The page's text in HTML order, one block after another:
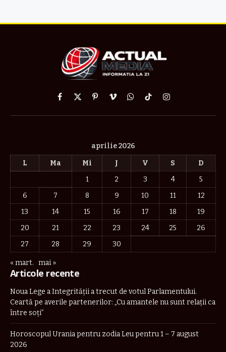
Facebook
X
PinterestVimeoWhatsApp
TikTokInstagram
aprilie 2026
L
Ma Mi J V S
D
1
2 3 4
5
6
7 8 9 10 11
12
13
14 15 16 17 18
19
20
21 22 23 24 25
26
27
28 29 30
« mart. mai »
Articole recente
Noua Lege a Integrității a trecut de votul Parlamentului.
Ceartă pe averile partenerilor: „Cu amantele nu sunt relații ca
între soți”
Horoscopul Urania pentru zodia Leu pentru 1 – 7 august
2026